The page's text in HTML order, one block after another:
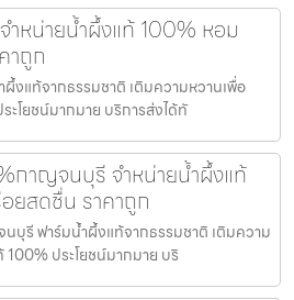
ำหน่ายน้ำผึ้งแท้ 100% หอม
าถูก
งแท้จากธรรมชาติ เติมความหวานเพื่อ
โยชน์มากมาย บริการส่งได้ทั
กาญจนบุรี จำหน่ายน้ำผึ้งแท้
ยสดชื่น ราคาถูก
บุรี ฟาร์มน้ำผึ้งแท้จากธรรมชาติ เติมความ
ประโยชน์มากมาย บริ